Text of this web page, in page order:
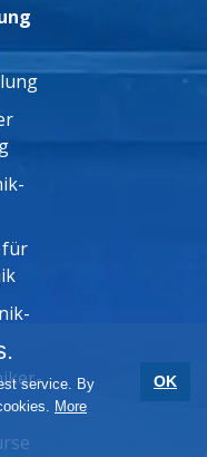
für
service. By
More
OK